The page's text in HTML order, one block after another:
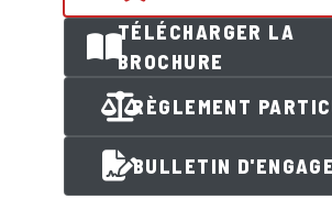
TÉLÉCHARGER LA
BROCHURE
RÈGLEMENT
BULLETIN